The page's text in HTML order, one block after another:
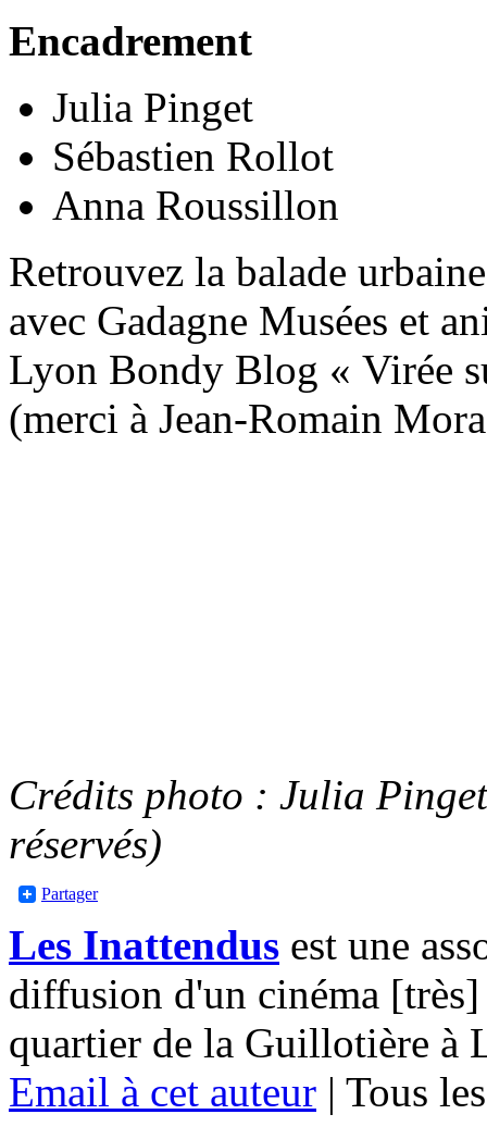
Encadrement
Julia Pinget
Sébastien Rollot
Anna Roussillon
Retrouvez la balade
avec Gadagne Musées et
Lyon Bondy Blog « Virée
(merci à Jean-Romain
Crédits photo : Julia
réservés)
Partager
Les Inattendus est une
diffusion d'un cinéma
quartier de la Guillotière à
Email à cet auteur | Tous